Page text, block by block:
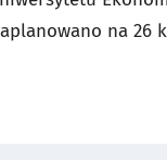
na 26